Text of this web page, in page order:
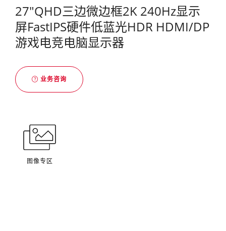
27"QHD三边微边框2K 240Hz显示
屏FastIPS硬件低蓝光HDR HDMI/DP
游戏电竞电脑显示器
业务咨询
图像专区